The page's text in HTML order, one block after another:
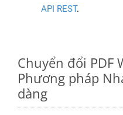
API REST.
Chuyển đổi PDF
Phương pháp
dàng